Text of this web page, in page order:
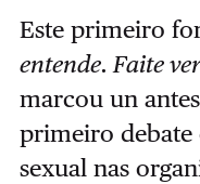
Este primeiro
entende. Faite
marcou un
primeiro debate
sexual nas